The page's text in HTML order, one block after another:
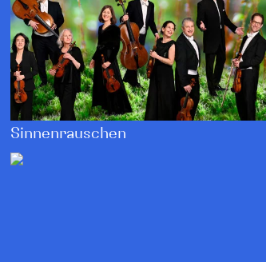
Sinnenrauschen